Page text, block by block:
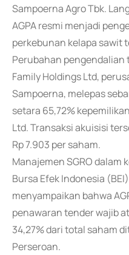
Sampoerna Agro Tbk.
AGPA resmi menjadi
perkebunan kelapa sawit
Perubahan
Family Holdings Ltd,
Sampoerna, melepas
setara 65,72%
Ltd. Transaksi akuisisi
Rp 7.903 per saham.
Manajemen SGRO
Bursa Efek Indonesia
menyampaikan bahwa
penawaran tender wajib
34,27% dari total saham
Perseroan.